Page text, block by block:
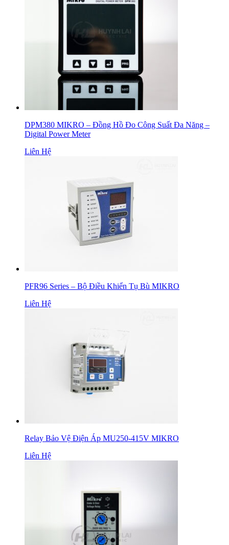
DPM380 MIKRO – Đồng Hồ Đo Công Suất Đa Năng –
Digital Power Meter
Liên Hệ
PFR96 Series – Bộ Điều Khiển Tụ Bù MIKRO
Liên Hệ
Relay Bảo Vệ Điện Áp MU250-415V MIKRO
Liên Hệ